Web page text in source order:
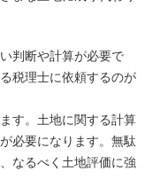
判断や計算が必要で
税理士に依頼するのが
す。土地に関する計算
必要になります。無駄
なるべく土地評価に強